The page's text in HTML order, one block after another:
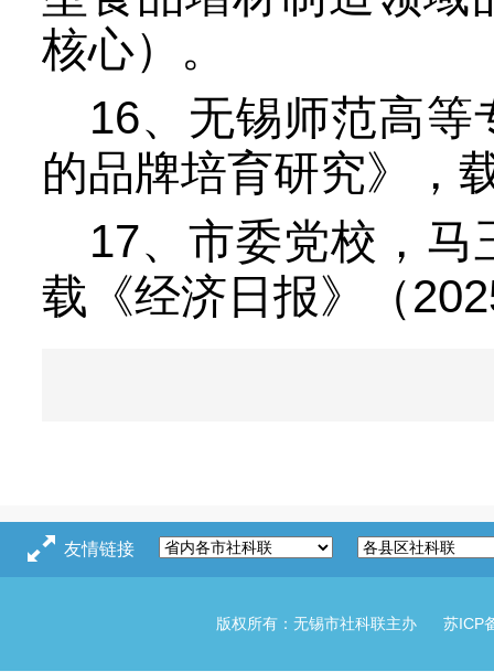
核心） 。
16、无锡师范高
的品牌培育研究》，
17、市委党校，
载 《经济日报》（
友情链接
版权所有：无锡市社科联主办 苏ICP